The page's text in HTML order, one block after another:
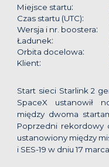
Miejsce startu:
Czas startu (UTC):
Wersja i nr. boostera:
Ładunek:
Orbita docelowa:
Klient:
Start sieci Starlink 2
SpaceX ustanowił
między dwoma
Poprzedni rekordowy
ustanowiony między
i SES-19 w dniu 17